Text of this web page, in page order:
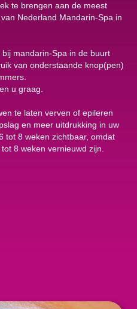
te brengen aan de meest
Nederland Mandarin-Spa in
mandarin-Spa in de buurt
van onderstaande knop(pen)
u graag.
te laten verven of epileren
en meer uitdrukking in uw
tot 8 weken zichtbaar, omdat
8 weken vernieuwd zijn.